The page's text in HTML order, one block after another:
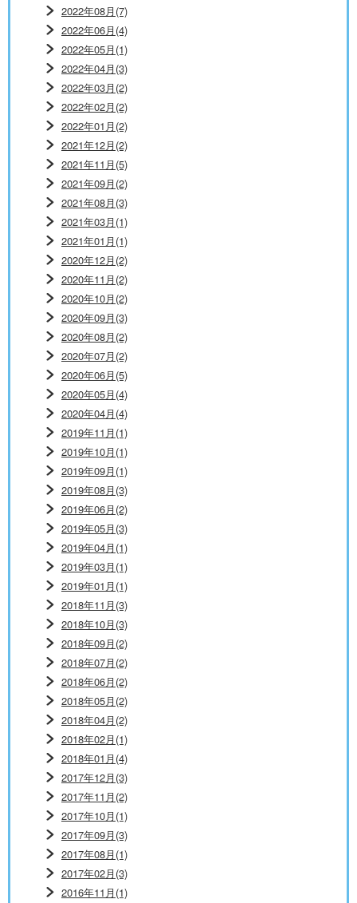
2022年08月(7)
2022年06月(4)
2022年05月(1)
2022年04月(3)
2022年03月(2)
2022年02月(2)
2022年01月(2)
2021年12月(2)
2021年11月(5)
2021年09月(2)
2021年08月(3)
2021年03月(1)
2021年01月(1)
2020年12月(2)
2020年11月(2)
2020年10月(2)
2020年09月(3)
2020年08月(2)
2020年07月(2)
2020年06月(5)
2020年05月(4)
2020年04月(4)
2019年11月(1)
2019年10月(1)
2019年09月(1)
2019年08月(3)
2019年06月(2)
2019年05月(3)
2019年04月(1)
2019年03月(1)
2019年01月(1)
2018年11月(3)
2018年10月(3)
2018年09月(2)
2018年07月(2)
2018年06月(2)
2018年05月(2)
2018年04月(2)
2018年02月(1)
2018年01月(4)
2017年12月(3)
2017年11月(2)
2017年10月(1)
2017年09月(3)
2017年08月(1)
2017年02月(3)
2016年11月(1)